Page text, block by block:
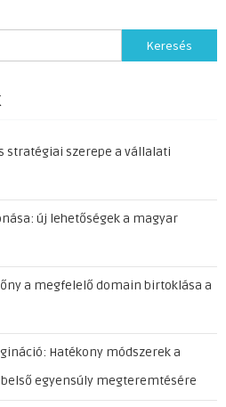
Keresés:
stratégiai szerepe a vállalati
új lehetőségek a magyar
a megfelelő domain birtoklása a
Hatékony módszerek a
egyensúly megteremtésére